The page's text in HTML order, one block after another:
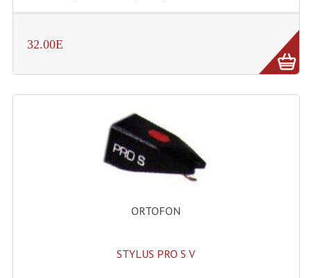
32.00E
ORTOFON
STYLUS PRO S V